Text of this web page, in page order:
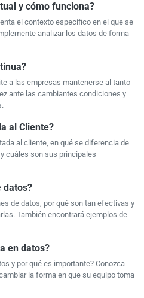
y cómo funciona?
el contexto específico en el que se
analizar los datos de forma
a las empresas mantenerse al tanto
ante las cambiantes condiciones y
al Cliente?
al cliente, en qué se diferencia de
cuáles son sus principales
datos?
de datos, por qué son tan efectivas y
También encontrará ejemplos de
en datos?
y por qué es importante? Conozca
la forma en que su equipo toma